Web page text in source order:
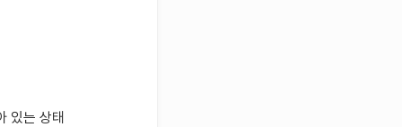
있는 상태